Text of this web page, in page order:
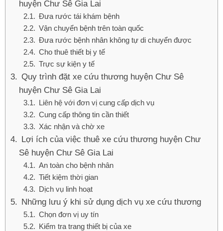
huyện Chư Sê Gia Lai
Đưa rước tái khám bệnh
Vận chuyển bệnh trên toàn quốc
Đưa rước bệnh nhân không tự di chuyển được
Cho thuê thiết bị y tế
Trực sự kiện y tế
Quy trình đặt xe cứu thương huyện Chư Sê
huyện Chư Sê Gia Lai
Liên hệ với đơn vị cung cấp dịch vụ
Cung cấp thông tin cần thiết
Xác nhận và chờ xe
Lợi ích của việc thuê xe cứu thương huyện Chư
Sê huyện Chư Sê Gia Lai
An toàn cho bệnh nhân
Tiết kiệm thời gian
Dịch vụ linh hoạt
Những lưu ý khi sử dụng dịch vụ xe cứu thương
Chọn đơn vị uy tín
Kiểm tra trang thiết bị của xe